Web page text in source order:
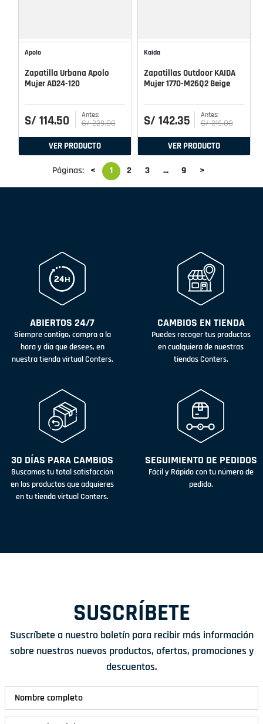
Apolo
Zapatilla Urbana Apolo
Mujer AD24-120
S/ 114.50 S/ 229.00
VER PRODUCTO
Kaida
Zapatillas Outdoor KAIDA
Mujer 1770-M26Q2 Beige
S/ 142.35 S/ 219.00
VER PRODUCTO
Páginas: < 1 2 3 ... 9 >
ABIERTOS 24/7
Siempre contigo, compra a la
hora y día que desees, en
nuestra tienda virtual Conters.
CAMBIOS EN TIENDA
Puedes recoger tus productos
en cualquiera de nuestras
tiendas Conters.
30 DÍAS PARA CAMBIOS
Buscamos tu total satisfacción
en los productos que adquieres
en tu tienda virtual Conters.
SEGUIMIENTO DE PEDIDOS
Fácil y Rápido con tu número de
pedido.
SUSCRÍBETE
Suscríbete a nuestro boletín para recibir más información
sobre nuestros nuevos productos, ofertas, promociones y
descuentos.